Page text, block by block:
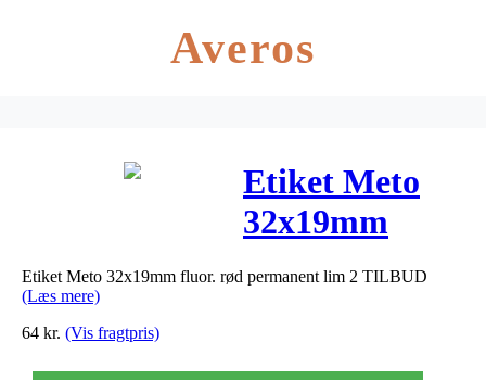
Averos
Etiket Meto
32x19mm
fluor. rød
Etiket Meto 32x19mm fluor. rød permanent lim 2 TILBUD
(Læs mere)
64 kr. (Vis fragtpris)